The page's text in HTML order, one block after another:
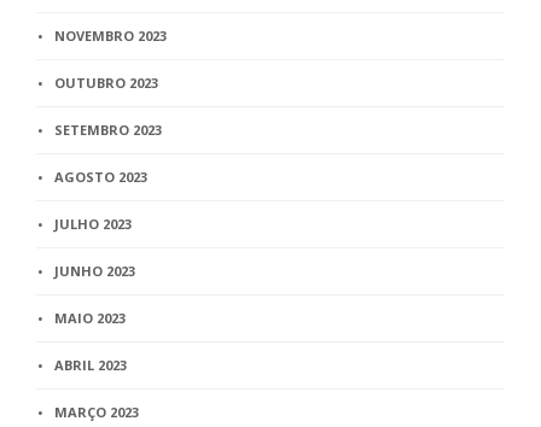
NOVEMBRO 2023
OUTUBRO 2023
SETEMBRO 2023
AGOSTO 2023
JULHO 2023
JUNHO 2023
MAIO 2023
ABRIL 2023
MARÇO 2023